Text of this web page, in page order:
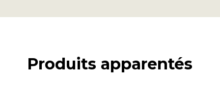
Produits apparentés